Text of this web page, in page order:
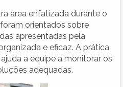
área enfatizada durante o
orientados sobre
apresentadas pela
e eficaz. A prática
a equipe a monitorar os
adequadas.